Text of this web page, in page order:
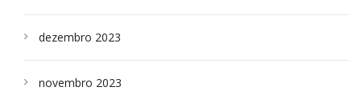
dezembro 2023
novembro 2023